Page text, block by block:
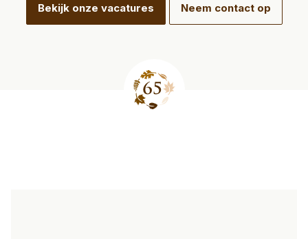
Bekijk onze vacatures Neem contact op